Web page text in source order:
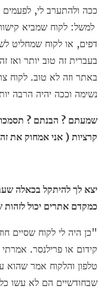
ככה ולהתערב לי, לפעמים
למשל: לקוח שמביא
באתר וזה לא טוב. לקוח
נשימה וככה יהיה הרבה
שמעתם ? הבנתם ?
קרציות ( אני אמחוק את
יצא לך להיתקל בכאלה
כמקדם אתרים יכול לזהות
"כן היה לי לקוח שסיים
קידום או פרילנסר.
טלפון והלקוח אמר
שבחודשיים הם לא עשו